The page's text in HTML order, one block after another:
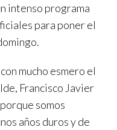
intenso programa
para poner el
mucho esmero el
Francisco Javier
somos
años duros y de